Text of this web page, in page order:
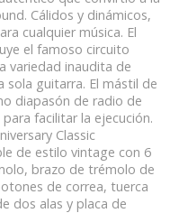
Cálidos y dinámicos,
cualquier música. El
el famoso circuito
variedad inaudita de
sola guitarra. El mástil de
diapasón de radio de
facilitar la ejecución.
Classic
de estilo vintage con 6
brazo de trémolo de
de correa, tuerca
dos alas y placa de